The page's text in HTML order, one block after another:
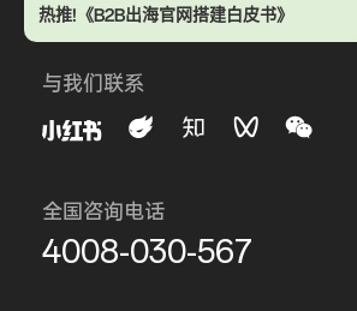
热推!《B2B出海官网搭建白皮书》
与我们联系
全国咨询电话
4008-030-567